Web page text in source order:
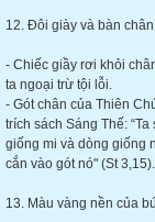
12. Đôi giày và bàn
- Chiếc giầy rơi khỏi
ta ngoại trừ tội lỗi.
- Gót chân của Thiên
trích sách Sáng Thế:
giống mi và dòng giống
cắn vào gót nó" (St 3,15).
13. Màu vàng nền của